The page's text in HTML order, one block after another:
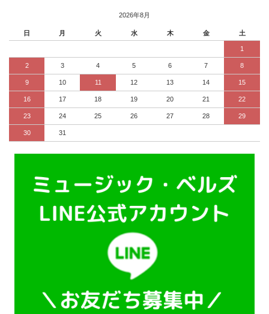
2026年8月
日 月 火 水 木 金 土
1
2 3 4 5 6 7 8
9 10 11 12 13 14 15
16 17 18 19 20 21 22
23 24 25 26 27 28 29
30 31